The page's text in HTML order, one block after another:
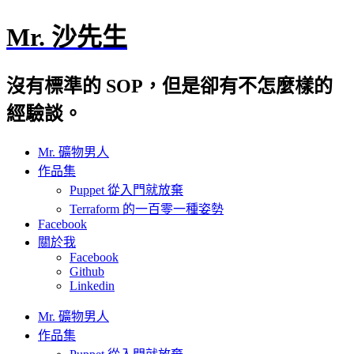
Mr. 沙先生
沒有標準的 SOP，但是卻有不怎麼樣的
經驗談。
Mr. 礦物男人
作品集
Puppet 從入門就放棄
Terraform 的一百零一種姿勢
Facebook
關於我
Facebook
Github
Linkedin
Mr. 礦物男人
作品集